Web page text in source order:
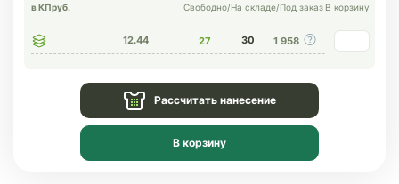
в КПруб. Свободно/На складе/Под заказ В корзину
12.44 27 30 1 958
Рассчитать нанесение
В корзину